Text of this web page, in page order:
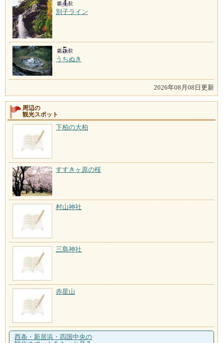
別子ライン
うちぬき
2026年08月08日更新
周辺の
観光スポット
下柏の大柏
すすきヶ原の桜
村山神社
三島神社
赤星山
西条・新居浜・四国中央の